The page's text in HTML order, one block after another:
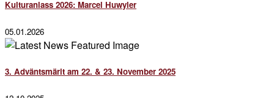
Kulturanlass 2026: Marcel Huwyler
05.01.2026
3. Adväntsmärit am 22. & 23. November 2025